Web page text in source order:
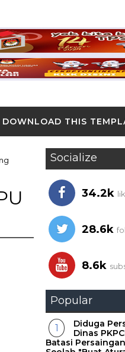
DOWNLOAD THIS
Socialize
34.2k
28.6k
8.6k
Popular
Diduga
Dinas
Batasi